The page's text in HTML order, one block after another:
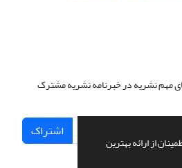
از ارائه بهترین
مهم نشریه در خبرنامه نشریه مشترک
اشتراک